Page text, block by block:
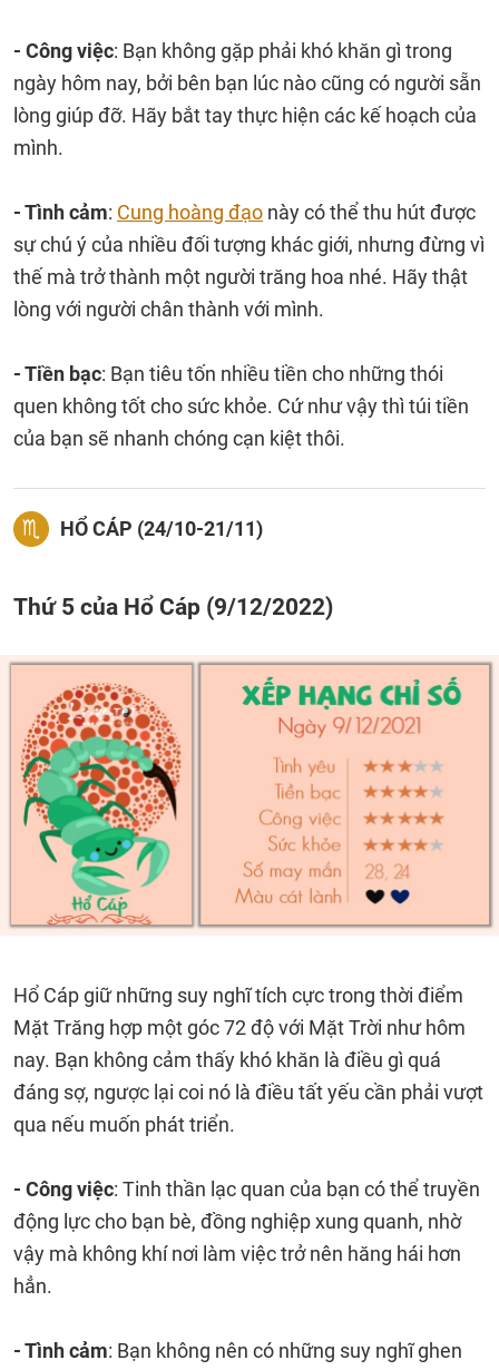
- Công việc: Bạn không gặp phải khó khăn gì trong
ngày hôm nay, bởi bên bạn lúc nào cũng có người sẵn
lòng giúp đỡ. Hãy bắt tay thực hiện các kế hoạch của
mình.
- Tình cảm: Cung hoàng đạo này có thể thu hút được
sự chú ý của nhiều đối tượng khác giới, nhưng đừng vì
thế mà trở thành một người trăng hoa nhé. Hãy thật
lòng với người chân thành với mình.
- Tiền bạc: Bạn tiêu tốn nhiều tiền cho những thói
quen không tốt cho sức khỏe. Cứ như vậy thì túi tiền
của bạn sẽ nhanh chóng cạn kiệt thôi.
HỔ CÁP (24/10-21/11)
Thứ 5 của Hổ Cáp (9/12/2022)
Hổ Cáp giữ những suy nghĩ tích cực trong thời điểm
Mặt Trăng hợp một góc 72 độ với Mặt Trời như hôm
nay. Bạn không cảm thấy khó khăn là điều gì quá
đáng sợ, ngược lại coi nó là điều tất yếu cần phải vượt
qua nếu muốn phát triển.
- Công việc: Tinh thần lạc quan của bạn có thể truyền
động lực cho bạn bè, đồng nghiệp xung quanh, nhờ
vậy mà không khí nơi làm việc trở nên hăng hái hơn
hẳn.
- Tình cảm: Bạn không nên có những suy nghĩ ghen